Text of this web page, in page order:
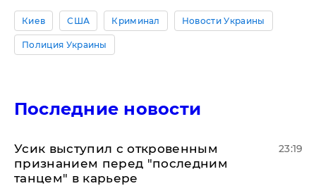
Киев США Криминал Новости Украины
Полиция Украины
Последние новости
Усик выступил с откровенным
признанием перед "последним
танцем" в карьере
23:19